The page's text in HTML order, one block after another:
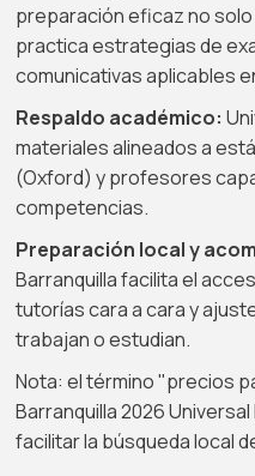
preparación eficaz no
practica estrategias de
comunicativas aplicables
Respaldo académico:
materiales alineados a
(Oxford) y profesores
competencias.
Preparación local y
Barranquilla facilita el
tutorías cara a cara y
trabajan o estudian.
Nota: el término "precios
Barranquilla 2026
facilitar la búsqueda local